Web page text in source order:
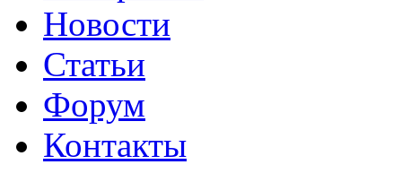
Новости
Статьи
Форум
Контакты